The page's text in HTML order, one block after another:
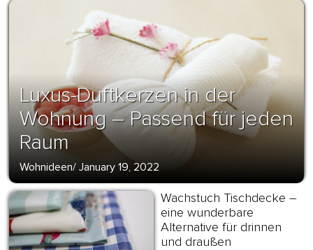
Luxus-Duftkerzen in der
Wohnung – Passend für jeden
Raum
Wohnideen/ January 19, 2022
Wachstuch Tischdecke –
eine wunderbare
Alternative für drinnen
und draußen